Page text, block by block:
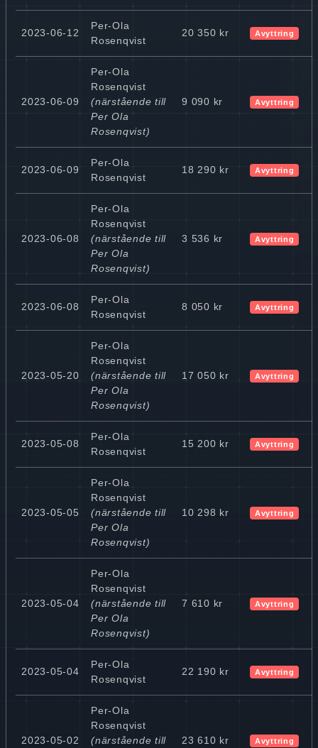
2023-06-12
Per-Ola
Rosenqvist
20 350 kr Avyttring
2023-06-09
Per-Ola
Rosenqvist
(närstående till
Per Ola
Rosenqvist)
9 090 kr Avyttring
2023-06-09
Per-Ola
Rosenqvist
18 290 kr Avyttring
2023-06-08
Per-Ola
Rosenqvist
(närstående till
Per Ola
Rosenqvist)
3 536 kr Avyttring
2023-06-08
Per-Ola
Rosenqvist
8 050 kr Avyttring
2023-05-20
Per-Ola
Rosenqvist
(närstående till
Per Ola
Rosenqvist)
17 050 kr Avyttring
2023-05-08
Per-Ola
Rosenqvist
15 200 kr Avyttring
2023-05-05
Per-Ola
Rosenqvist
(närstående till
Per Ola
Rosenqvist)
10 298 kr Avyttring
2023-05-04
Per-Ola
Rosenqvist
(närstående till
Per Ola
Rosenqvist)
7 610 kr Avyttring
2023-05-04
Per-Ola
Rosenqvist
22 190 kr Avyttring
2023-05-02
Per-Ola
Rosenqvist
(närstående till
23 610 kr Avyttring